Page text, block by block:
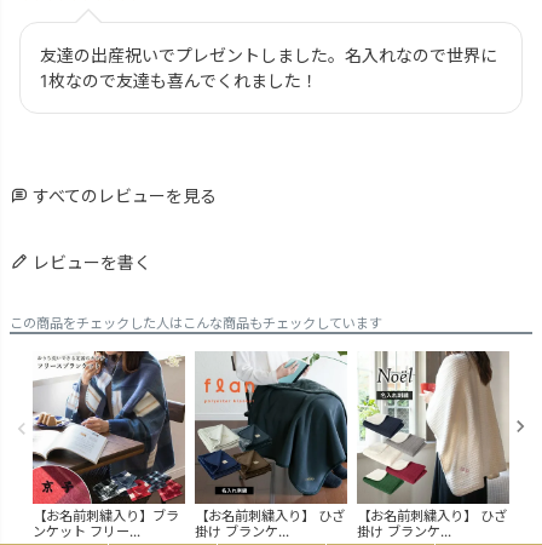
友達の出産祝いでプレゼントしました。名入れなので世界に
1枚なので友達も喜んでくれました！
すべてのレビューを見る
レビューを書く
この商品をチェックした人はこんな商品もチェックしています
【お名前刺繍入り】ブラ
ンケット フリー...
【お名前刺繍入り】 ひざ
掛け ブランケ...
【お名前刺繍入り】 ひざ
掛け ブランケ...